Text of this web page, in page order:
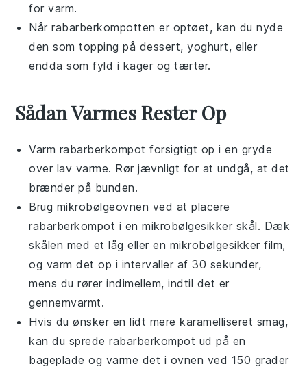
for varm.
Nårrabarberkompotten er optøet, kan du nyde
den som topping på dessert,yoghurt, eller
endda som fyld i kager ogtærter.
Sådan Varmes Rester Op
Varm rabarberkompot forsigtigt op i en gryde
over lav varme. Rør jævnligt for at undgå, at det
brænder på bunden.
Brug mikrobølgeovnen ved at placere
rabarberkompot i en mikrobølgesikker skål. Dæk
skålen med et låg eller en mikrobølgesikker film,
og varm det op i intervaller af 30 sekunder,
mens du rører indimellem, indtil det er
gennemvarmt.
Hvis du ønsker en lidt mere karamelliseret smag,
kan du sprederabarberkompot ud på en
bageplade og varme det i ovnen ved 150 grader